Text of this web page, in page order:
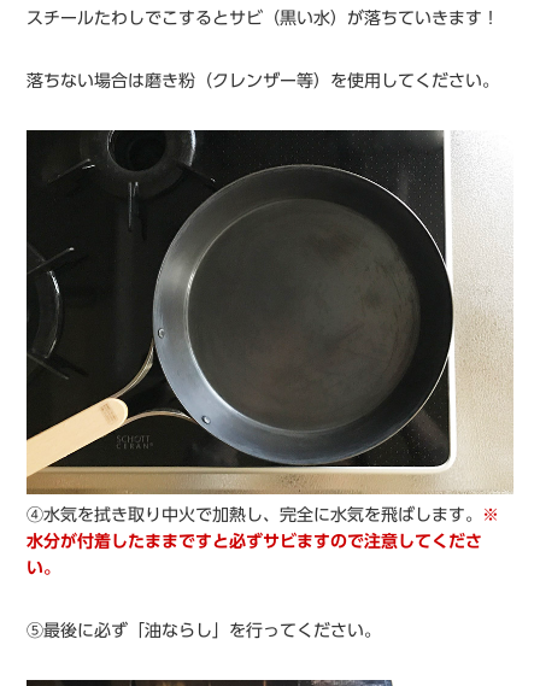
スチールたわしでこするとサビ（黒い水）が落ちていきます！
落ちない場合は磨き粉（クレンザー等）を使用してください。
④水気を拭き取り中火で加熱し、完全に水気を飛ばします。
※
水分が付着したままですと必ずサビますので注意してくださ
い。
⑤最後に必ず「油ならし」を行ってください。